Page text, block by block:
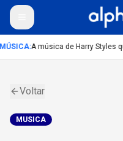
:A música de Harry Styles
Voltar
MUSICA